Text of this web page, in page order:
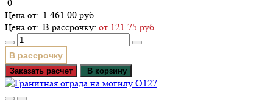
0
1 461.00 руб.
В рассрочку: от 121.75 руб.
В рассрочку
Заказать расчет В корзину